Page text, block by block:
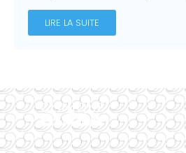
LIRE LA SUITE